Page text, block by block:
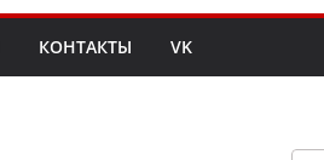
КОНТАКТЫ VK